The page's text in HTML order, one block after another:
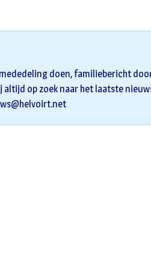
doen, familiebericht
altijd op zoek naar het laatste